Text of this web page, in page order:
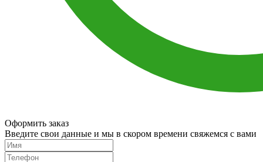
Оформить заказ
Введите свои данные и мы в скором времени свяжемся с вами